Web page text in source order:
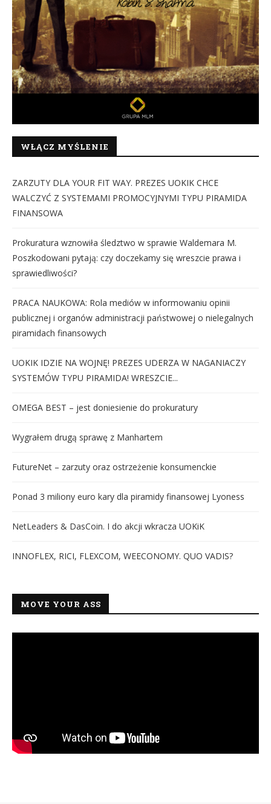
WŁĄCZ MYŚLENIE
ZARZUTY DLA YOUR FIT WAY. PREZES UOKIK CHCE
WALCZYĆ Z SYSTEMAMI PROMOCYJNYMI TYPU PIRAMIDA
FINANSOWA
Prokuratura wznowiła śledztwo w sprawie Waldemara M.
Poszkodowani pytają: czy doczekamy się wreszcie prawa i
sprawiedliwości?
PRACA NAUKOWA: Rola mediów w informowaniu opinii
publicznej i organów administracji państwowej o nielegalnych
piramidach finansowych
UOKIK IDZIE NA WOJNĘ! PREZES UDERZA W NAGANIACZY
SYSTEMÓW TYPU PIRAMIDA! WRESZCIE...
OMEGA BEST – jest doniesienie do prokuratury
Wygrałem drugą sprawę z Manhartem
FutureNet – zarzuty oraz ostrzeżenie konsumenckie
Ponad 3 miliony euro kary dla piramidy finansowej Lyoness
NetLeaders & DasCoin. I do akcji wkracza UOKiK
INNOFLEX, RICI, FLEXCOM, WEECONOMY. QUO VADIS?
MOVE YOUR ASS